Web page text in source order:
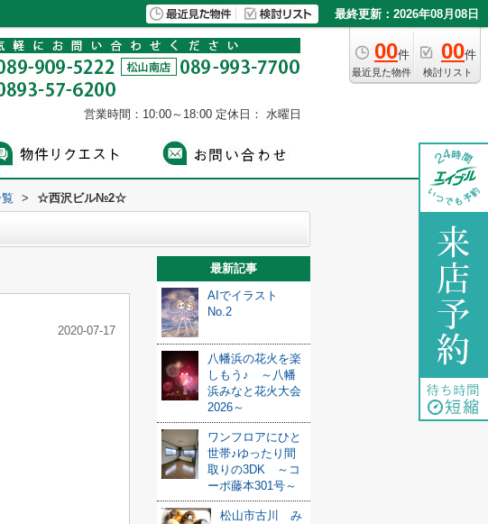
最終更新：2026年08月08日
00件
最近見た物件
00件
検討リスト
営業時間：10:00～18:00 定休日： 水曜日
> ☆西沢ビル№2☆
2020-07-17
最新記事
AIでイラスト
No.2
八幡浜の花火を楽
しもう♪ ～八幡
浜みなと花火大会
2026～
ワンフロアにひと
世帯♪ゆったり間
取りの3DK ～コ
ーポ藤本301号～
松山市古川 み